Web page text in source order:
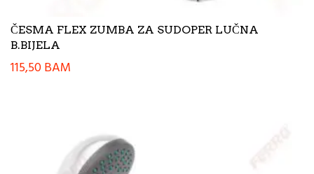
ČESMA FLEX ZUMBA ZA SUDOPER LUČNA
B.BIJELA
115,50BAM